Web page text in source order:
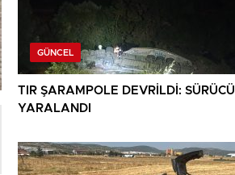
GÜNCEL
TIR ŞARAMPOLE DEVRİLDİ: SÜRÜCÜ
YARALANDI